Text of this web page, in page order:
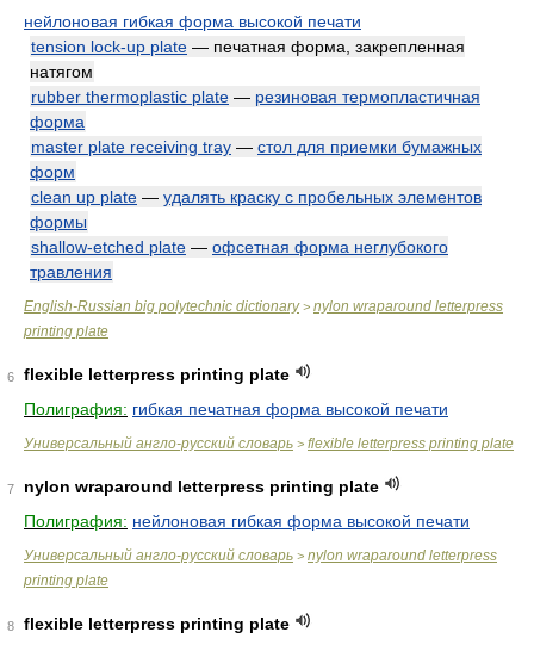
нейлоновая гибкая форма высокой печати
tension lock-up plate — печатная форма, закрепленная
натягом
rubber thermoplastic plate — резиновая термопластичная
форма
master plate receiving tray — стол для приемки бумажных
форм
clean up plate — удалять краску с пробельных элементов
формы
shallow-etched plate — офсетная форма неглубокого
травления
English-Russian big polytechnic dictionary> nylon wraparound letterpress
printing plate
6
flexible letterpress printing plate
Полиграфия: гибкая печатная форма высокой печати
Универсальный англо-русский словарь > flexible letterpress printing plate
7
nylon wraparound letterpress printing plate
Полиграфия: нейлоновая гибкая форма высокой печати
Универсальный англо-русский словарь > nylon wraparound letterpress
printing plate
8
flexible letterpress printing plate